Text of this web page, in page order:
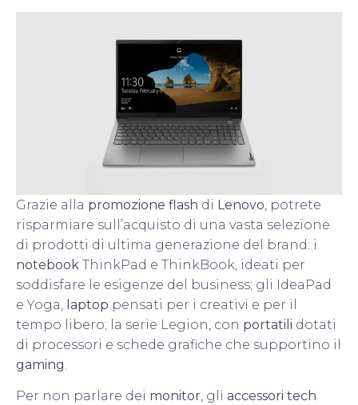
Grazie alla promozione flash di Lenovo, potrete
risparmiare sull’acquisto di una vasta selezione
di prodotti di ultima generazione del brand: i
notebook ThinkPad e ThinkBook, ideati per
soddisfare le esigenze del business; gli IdeaPad
e Yoga, laptop pensati per i creativi e per il
tempo libero; la serie Legion, con portatili dotati
di processori e schede grafiche che supportino il
gaming.
Per non parlare dei monitor, gli accessori tech